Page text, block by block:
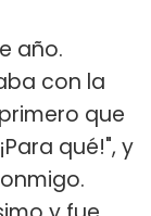
año.
con la
que
qué!", y